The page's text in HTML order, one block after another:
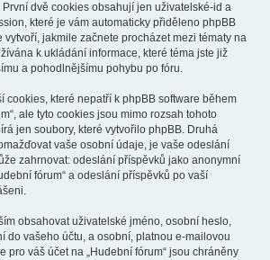
dvě cookies obsahují jen uživatelské-id a
které je vám automaticky přiděleno phpBB
vytvoří, jakmile začnete procházet mezi tématy na
k ukládání informace, které téma jste již
a pohodlnějšímu pohybu po fóru.
cookies, které nepatří k phpBB software během
ale tyto cookies jsou mimo rozsah tohoto
jen soubory, které vytvořilo phpBB. Druhá
vaše osobní údaje, je vaše odeslání
zahrnovat: odeslání příspěvků jako anonymní
fórum“ a odeslání příspěvků po vaší
obsahovat uživatelské jméno, osobní heslo,
do vašeho účtu, a osobní, platnou e-mailovou
pro váš účet na „Hudební fórum“ jsou chráněny